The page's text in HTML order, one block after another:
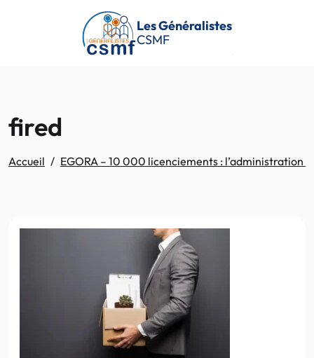
Passer au contenu principal
Les Généralistes
CSMF
fired
Accueil EGORA – 10 000 licenciements : l’administration